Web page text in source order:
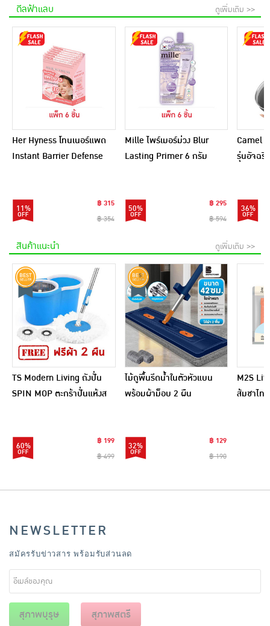
ดีลฟ้าแลบ ดูเพิ่มเติม >>
Her Hyness โทนเนอร์แพด
Instant Barrier Defense
11%
฿ 315
฿ 354
Mille ไพร์เมอร์ม่วง Blur
Lasting Primer 6 กรัม
50%
฿ 295
฿ 594
Camel
รุ่นอัจฉริ
36%
สินค้าแนะนำ ดูเพิ่มเติม >>
TS Modern Living ถังปั่น
SPIN MOP ตะกร้าปั่นแห้งส
60%
฿ 199
฿ 499
ไม้ถูพื้นรีดน้ำในตัวหัวแบน
พร้อมผ้าม็อบ 2 ผืน
32%
฿ 129
฿ 190
M2S
ส้มชาไท
NEWSLETTER
สมัครรับข่าวสาร พร้อมรับส่วนลด
สุภาพบุรุษ สุภาพสตรี